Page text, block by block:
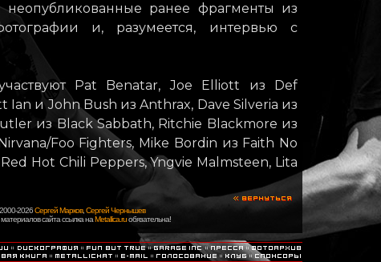
неопубликованные ранее фрагменты из
и, разумеется, интервью с
Pat Benatar, Joe Elliott из Def
Ian и John Bush из Anthrax, Dave Silveria из
из Black Sabbath, Ritchie Blackmore из
Foo Fighters, Mike Bordin из Faith No
Hot Chili Peppers, Yngvie Malmsteen, Lita
2026Сергей Марков, Сергей Чернышев
сайта ссылка наMetallica.ruобязательна!